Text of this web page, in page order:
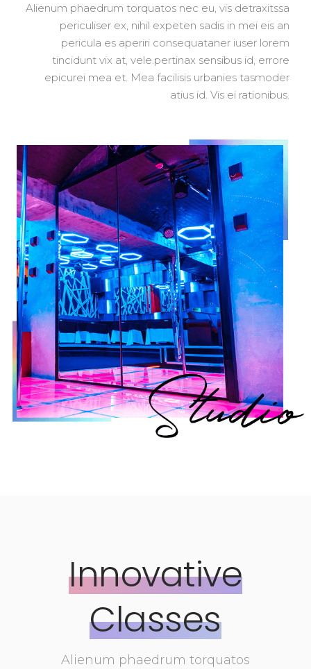
Alienum phaedrum torquatos nec eu, vis detraxitssa
periculiser ex, nihil expeten sadis in mei eis an
pericula es aperiri consequataner iuser lorem
tincidunt vix at, vele.pertinax sensibus id, errore
epicurei mea et. Mea facilisis urbanies tasmoder
atius id. Vis ei rationibus.
Innovative
Classes
Alienum phaedrum torquatos